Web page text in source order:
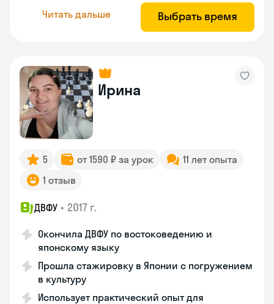
Читать дальше Выбрать время
Ирина
5 от 1590 ₽ за урок
11 лет опыта
1 отзыв
ДВФУ • 2017 г.
Окончила ДВФУ по востоковедению и
японскому языку
Прошла стажировку в Японии с погружением
в культуру
Использует практический опыт для